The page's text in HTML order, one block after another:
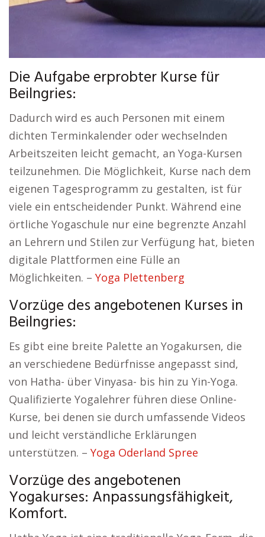
Die Aufgabe erprobter Kurse für
Beilngries:
Dadurch wird es auch Personen mit einem
dichten Terminkalender oder wechselnden
Arbeitszeiten leicht gemacht, an Yoga-Kursen
teilzunehmen. Die Möglichkeit, Kurse nach dem
eigenen Tagesprogramm zu gestalten, ist für
viele ein entscheidender Punkt. Während eine
örtliche Yogaschule nur eine begrenzte Anzahl
an Lehrern und Stilen zur Verfügung hat, bieten
digitale Plattformen eine Fülle an
Möglichkeiten. – Yoga Plettenberg
Vorzüge des angebotenen Kurses in
Beilngries:
Es gibt eine breite Palette an Yogakursen, die
an verschiedene Bedürfnisse angepasst sind,
von Hatha- über Vinyasa- bis hin zu Yin-Yoga.
Qualifizierte Yogalehrer führen diese Online-
Kurse, bei denen sie durch umfassende Videos
und leicht verständliche Erklärungen
unterstützen. – Yoga Oderland Spree
Vorzüge des angebotenen
Yogakurses: Anpassungsfähigkeit,
Komfort.